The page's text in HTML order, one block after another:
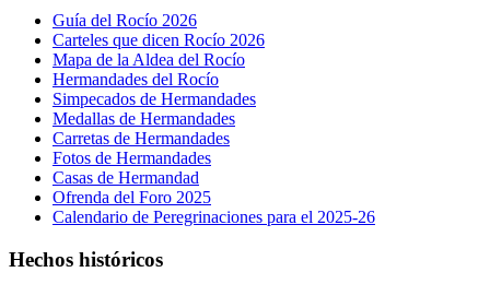
Guía del Rocío 2026
Carteles que dicen Rocío 2026
Mapa de la Aldea del Rocío
Hermandades del Rocío
Simpecados de Hermandades
Medallas de Hermandades
Carretas de Hermandades
Fotos de Hermandades
Casas de Hermandad
Ofrenda del Foro 2025
Calendario de Peregrinaciones para el 2025-26
Hechos históricos